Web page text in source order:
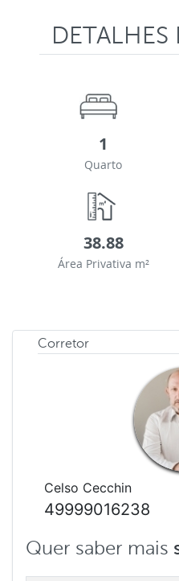
1
Quarto
38.88
Área Privativa m²
Corretor
Celso Cecchin
49999016238
Quer saber mais